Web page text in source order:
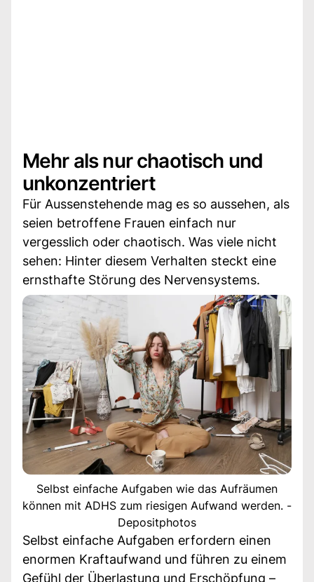
Mehr als nur chaotisch und
unkonzentriert
Für Aussenstehende mag es so aussehen, als
seien betroffene Frauen einfach nur
vergesslich oder chaotisch. Was viele nicht
sehen: Hinter diesem Verhalten steckt eine
ernsthafte Störung des Nervensystems.
Selbst einfache Aufgaben wie das Aufräumen
können mit ADHS zum riesigen Aufwand werden. -
Depositphotos
Selbst einfache Aufgaben erfordern einen
enormen Kraftaufwand und führen zu einem
Gefühl der Überlastung und Erschöpfung –